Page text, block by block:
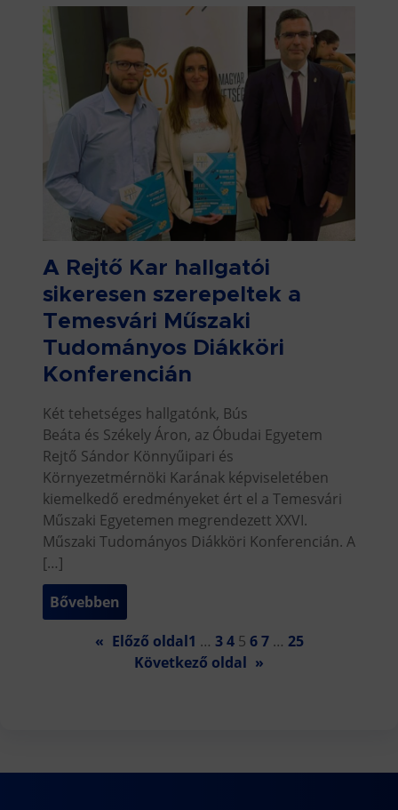
A Rejtő Kar hallgatói
sikeresen szerepeltek a
Temesvári Műszaki
Tudományos Diákköri
Konferencián
Két tehetséges hallgatónk, Bús
Beáta és Székely Áron, az Óbudai Egyetem
Rejtő Sándor Könnyűipari és
Környezetmérnöki Karának képviseletében
kiemelkedő eredményeket ért el a Temesvári
Műszaki Egyetemen megrendezett XXVI.
Műszaki Tudományos Diákköri Konferencián. A
[…]
Bővebben
« Előző oldal1 … 3 4 5 6 7 … 25
Következő oldal »